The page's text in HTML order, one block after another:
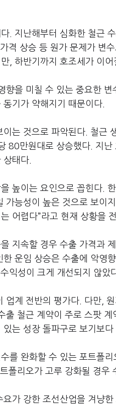
. 지난해부터 심화한 철근
격 상승 등 원가 문제가 변
, 하반기까지 호조세가 이어
향을 미칠 수 있는 중요한
기가 약해지기 때문이다.
는 것으로 파악된다. 철근
80만원대로 상승했다. 지
태다.
높이는 요인으로 꼽힌다.
가능성이 높은 것으로 보이
어렵다”라고 현재 상황을
지속할 경우 수출 가격과
운임 상승은 수출에 악영
익성이 크게 개선되지 않았
업계 전반의 평가다. 다만,
출 철근 계약이 주로 스팟
는 성장 돌파구로 보기보
를 완화할 수 있는 포트폴
폴리오가 고루 강화될 경우
가 강한 조선산업을 겨냥